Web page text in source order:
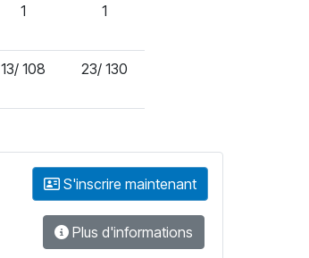
1 1
13/ 108 23/ 130
S'inscrire maintenant
Plus d'informations